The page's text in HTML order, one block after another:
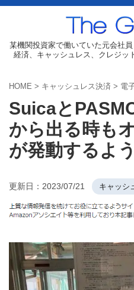
某機関投資家で働いていた元会社員
経済、キャッシュレス、クレジッ
HOME > キャッシュレス決済 > 電
Suicaと
から出る時も
が発動するよ
更新日： 2023/07/21 キャッシ